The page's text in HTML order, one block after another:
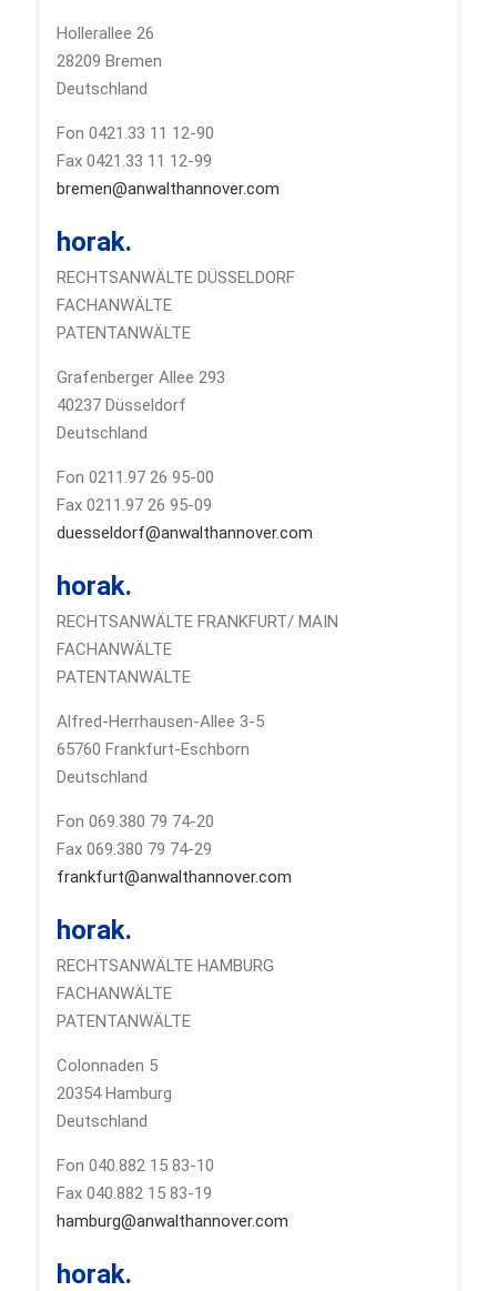
Hollerallee 26
28209 Bremen
Deutschland
Fon 0421.33 11 12-90
Fax 0421.33 11 12-99
bremen@anwalthannover.com
horak.
RECHTSANWÄLTE DÜSSELDORF
FACHANWÄLTE
PATENTANWÄLTE
Grafenberger Allee 293
40237 Düsseldorf
Deutschland
Fon 0211.97 26 95-00
Fax 0211.97 26 95-09
duesseldorf@anwalthannover.com
horak.
RECHTSANWÄLTE FRANKFURT/ MAIN
FACHANWÄLTE
PATENTANWÄLTE
Alfred-Herrhausen-Allee 3-5
65760 Frankfurt-Eschborn
Deutschland
Fon 069.380 79 74-20
Fax 069.380 79 74-29
frankfurt@anwalthannover.com
horak.
RECHTSANWÄLTE HAMBURG
FACHANWÄLTE
PATENTANWÄLTE
Colonnaden 5
20354 Hamburg
Deutschland
Fon 040.882 15 83-10
Fax 040.882 15 83-19
hamburg@anwalthannover.com
horak.